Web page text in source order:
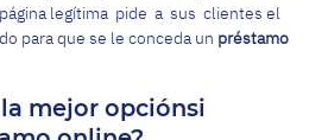
legítima pide a sus clientes el
para que se le conceda un préstamo
la mejor opciónsi